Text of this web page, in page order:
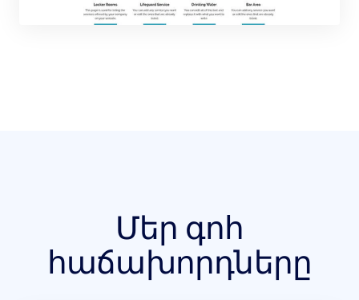
Մեր գոհ
հաճախորդները